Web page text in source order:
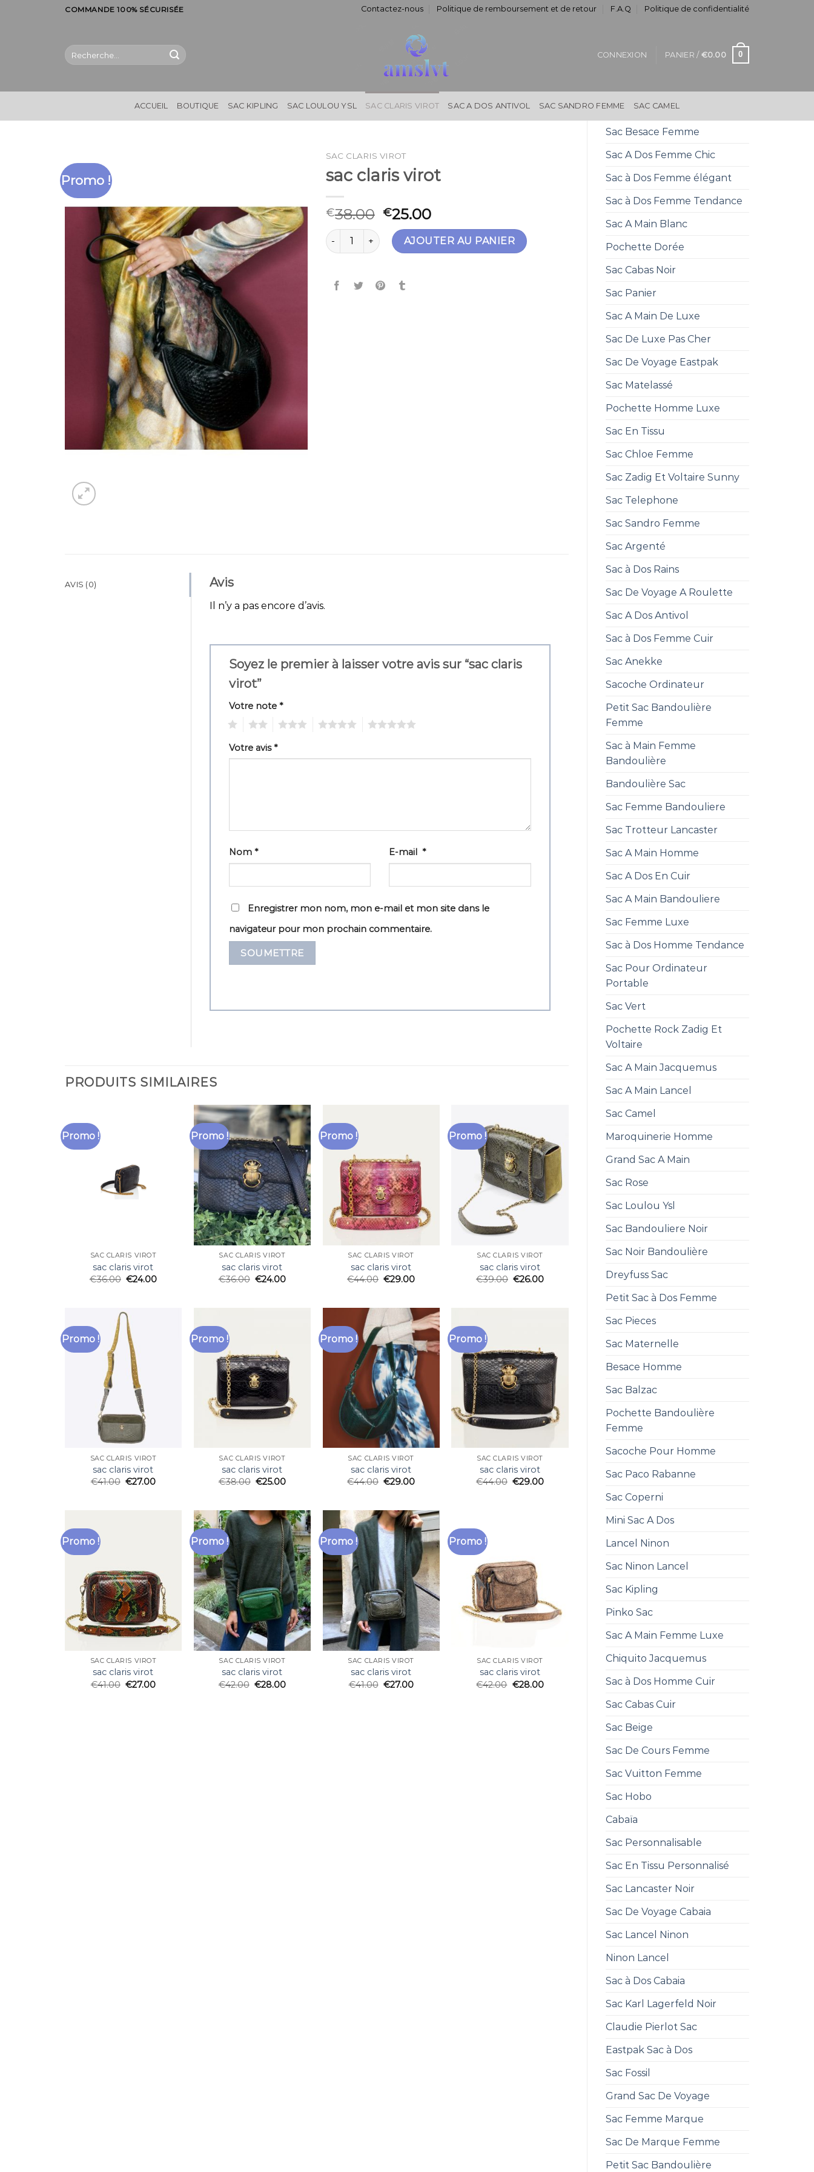
COMMANDE 100% SÉCURISÉE Contactez-nous Politique de remboursement et de retour F.A.Q Politique de confidentialité
Recherche
pour :
CONNEXION PANIER / €0.00 0
ACCUEIL BOUTIQUE SAC KIPLING SAC LOULOU YSL SAC CLARIS VIROT SAC A DOS ANTIVOL SAC SANDRO FEMME SAC CAMEL
Sac Besace Femme
Sac A Dos Femme Chic
Sac à Dos Femme élégant
Sac à Dos Femme Tendance
Sac A Main Blanc
Pochette Dorée
Sac Cabas Noir
Sac Panier
Sac A Main De Luxe
Sac De Luxe Pas Cher
Sac De Voyage Eastpak
Sac Matelassé
Pochette Homme Luxe
Sac En Tissu
Sac Chloe Femme
Sac Zadig Et Voltaire Sunny
Sac Telephone
Sac Sandro Femme
Sac Argenté
Sac à Dos Rains
Sac De Voyage A Roulette
Sac A Dos Antivol
Sac à Dos Femme Cuir
Sac Anekke
Sacoche Ordinateur
Petit Sac Bandoulière
Femme
Sac à Main Femme
Bandoulière
Bandoulière Sac
Sac Femme Bandouliere
Sac Trotteur Lancaster
Sac A Main Homme
Sac A Dos En Cuir
Sac A Main Bandouliere
Sac Femme Luxe
Sac à Dos Homme Tendance
Sac Pour Ordinateur
Portable
Sac Vert
Pochette Rock Zadig Et
Voltaire
Sac A Main Jacquemus
Sac A Main Lancel
Sac Camel
Maroquinerie Homme
Grand Sac A Main
Sac Rose
Sac Loulou Ysl
Sac Bandouliere Noir
Sac Noir Bandoulière
Dreyfuss Sac
Petit Sac à Dos Femme
Sac Pieces
Sac Maternelle
Besace Homme
Sac Balzac
Pochette Bandoulière
Femme
Sacoche Pour Homme
Sac Paco Rabanne
Sac Coperni
Mini Sac A Dos
Lancel Ninon
Sac Ninon Lancel
Sac Kipling
Pinko Sac
Sac A Main Femme Luxe
Chiquito Jacquemus
Sac à Dos Homme Cuir
Sac Cabas Cuir
Sac Beige
Sac De Cours Femme
Sac Vuitton Femme
Sac Hobo
Cabaïa
Sac Personnalisable
Sac En Tissu Personnalisé
Sac Lancaster Noir
Sac De Voyage Cabaia
Sac Lancel Ninon
Ninon Lancel
Sac à Dos Cabaia
Sac Karl Lagerfeld Noir
Claudie Pierlot Sac
Eastpak Sac à Dos
Sac Fossil
Grand Sac De Voyage
Sac Femme Marque
Sac De Marque Femme
Petit Sac Bandoulière
Promo !
SAC CLARIS VIROT
sac claris virot
€38.00 €25.00
quantité de sac claris virotAJOUTER AU PANIER
AVIS (0) Avis
Il n’y a pas encore d’avis.
Soyez le premier à laisser votre avis sur “sac claris
virot”
Votre note *
Votre avis*
Nom * E-mail*
Enregistrer mon nom, mon e-mail et mon site dans le
navigateur pour mon prochain commentaire.
PRODUITS SIMILAIRES
Promo !
SAC CLARIS VIROT
sac claris virot
€36.00 €24.00
Promo !
SAC CLARIS VIROT
sac claris virot
€36.00 €24.00
Promo !
SAC CLARIS VIROT
sac claris virot
€44.00 €29.00
Promo !
SAC CLARIS VIROT
sac claris virot
€39.00 €26.00
Promo !
SAC CLARIS VIROT
sac claris virot
€41.00 €27.00
Promo !
SAC CLARIS VIROT
sac claris virot
€38.00 €25.00
Promo !
SAC CLARIS VIROT
sac claris virot
€44.00 €29.00
Promo !
SAC CLARIS VIROT
sac claris virot
€44.00 €29.00
Promo !
SAC CLARIS VIROT
sac claris virot
€41.00 €27.00
Promo !
SAC CLARIS VIROT
sac claris virot
€42.00 €28.00
Promo !
SAC CLARIS VIROT
sac claris virot
€41.00 €27.00
Promo !
SAC CLARIS VIROT
sac claris virot
€42.00 €28.00